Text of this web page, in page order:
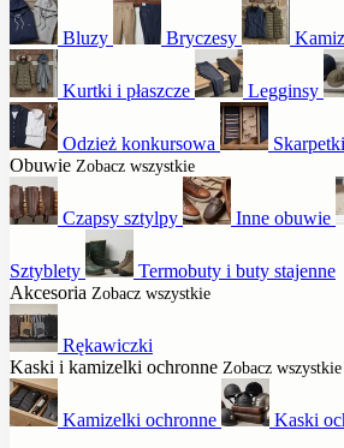
Bluzy Bryczesy
Kurtki i płaszcze Legginsy
Odzież konkursowa
Skarpetki
Obuwie Zobacz wszystkie
Czapsy sztylpy Inne obuwie
Sztyblety
Termobuty i buty stajenne
Akcesoria Zobacz wszystkie
Rękawiczki
Kaski i kamizelki ochronne Zobacz wszystkie
Kamizelki ochronne
Kaski